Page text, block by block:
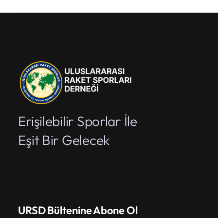
Erişilebilir Sporlar İle
Eşit Bir Gelecek
URSD Bültenine Abone Ol